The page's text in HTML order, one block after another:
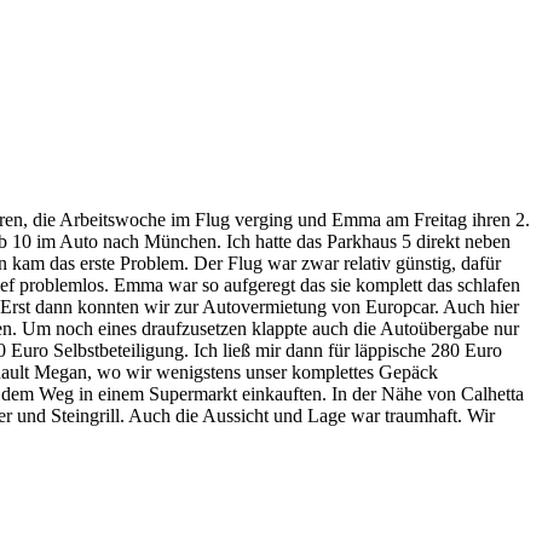
die Arbeitswoche im Flug verging und Emma am Freitag ihren 2.
im Auto nach München. Ich hatte das Parkhaus 5 direkt neben
das erste Problem. Der Flug war zwar relativ günstig, dafür
Emma war so aufgeregt das sie komplett das schlafen
dann konnten wir zur Autovermietung von Europcar. Auch hier
Um noch eines draufzusetzen klappte auch die Autoübergabe nur
Selbstbeteiligung. Ich ließ mir dann für läppische 280 Euro
Megan, wo wir wenigstens unser komplettes Gepäck
Weg in einem Supermarkt einkauften. In der Nähe von Calhetta
und Steingrill. Auch die Aussicht und Lage war traumhaft. Wir